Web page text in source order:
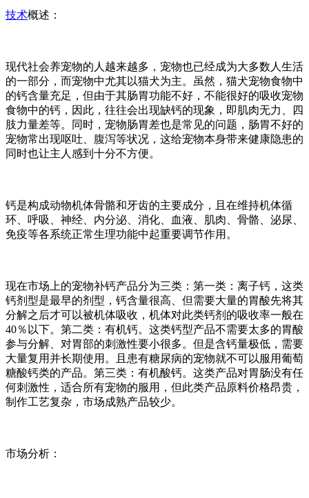
技术概述：
现代社会养宠物的人越来越多，宠物也已经成为大多数人生活
的一部分，而宠物中尤其以猫犬为主。虽然，猫犬宠物食物中
的钙含量充足，但由于其肠胃功能不好，不能很好的吸收宠物
食物中的钙，因此，往往会出现缺钙的现象，即肌肉无力、四
肢力量差等。同时，宠物肠胃差也是常见的问题，肠胃不好的
宠物常出现呕吐、腹泻等状况，这给宠物本身带来健康隐患的
同时也让主人感到十分不方便。
钙是构成动物机体骨骼和牙齿的主要成分，且在维持机体循
环、呼吸、神经、内分泌、消化、血液、肌肉、骨骼、泌尿、
免疫等各系统正常生理功能中起重要调节作用。
现在市场上的宠物补钙产品分为三类：第一类：离子钙，这类
钙剂型是最早的剂型，钙含量很高、但需要大量的胃酸先将其
分解之后才可以被机体吸收，机体对此类钙剂的吸收率一般在
40％以下。第二类：有机钙。这类钙型产品不需要太多的胃酸
参与分解、对胃部的刺激性要小很多。但是含钙量极低，需要
大量复用并长期使用。且患有糖尿病的宠物就不可以服用葡萄
糖酸钙类的产品。第三类：有机酸钙。这类产品对胃肠没有任
何刺激性，适合所有宠物的服用，但此类产品原料价格昂贵，
制作工艺复杂，市场成熟产品较少。
市场分析：